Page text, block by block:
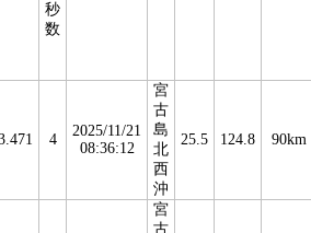
秒
数
4
2025/11/21
08:36:12
宮
古
島
北
西
沖
25.5 124.8 90km
宮
古